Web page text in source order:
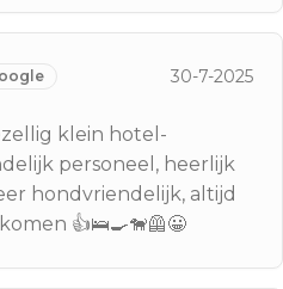
30-7-2025
klein hotel-
personeel, heerlijk
hondvriendelijk, altijd
👍🛌🍳🐕‍🦺😀